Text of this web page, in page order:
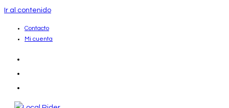
Ir al contenido
Contacto
Mi cuenta